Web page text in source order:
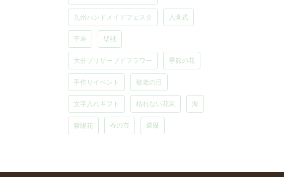
九州ハンドメイドフェスタ 入園式
卒寿 壁紙
大分プリザーブドフラワー 季節の花
手作りイベント 敬老の日
文字入れギフト 枯れない花束 海
紫陽花 蚤の市 還暦